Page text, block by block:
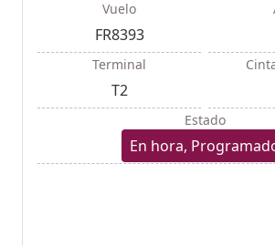
Vuelo
FR8393
Terminal
T2
Estado
En hora,